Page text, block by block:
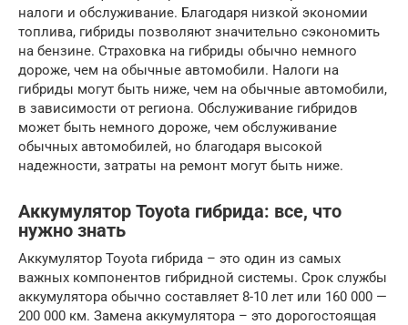
налоги и обслуживание. Благодаря низкой экономии
топлива, гибриды позволяют значительно сэкономить
на бензине. Страховка на гибриды обычно немного
дороже, чем на обычные автомобили. Налоги на
гибриды могут быть ниже, чем на обычные автомобили,
в зависимости от региона. Обслуживание гибридов
может быть немного дороже, чем обслуживание
обычных автомобилей, но благодаря высокой
надежности, затраты на ремонт могут быть ниже.
Аккумулятор Toyota гибрида: все, что
нужно знать
Аккумулятор Toyota гибрида – это один из самых
важных компонентов гибридной системы. Срок службы
аккумулятора обычно составляет 8-10 лет или 160 000 —
200 000 км. Замена аккумулятора – это дорогостоящая